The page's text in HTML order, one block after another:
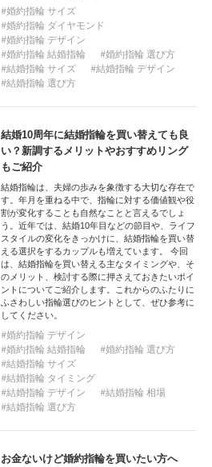
婚約指輪 サイズ
婚約指輪 ダイヤモンド
婚約指輪 デザイン
婚約指輪 結婚指輪
婚約指輪 選び方
結婚指輪 サイズ
結婚指輪 デザイン
結婚指輪 選び方
結婚10周年に結婚指輪を買い替えても良
い？新調するメリットやおすすめリング
もご紹介
結婚指輪は、夫婦の歩みを象徴する大切な存在で
す。年月を重ねる中で、指輪に対する価値観や役
割が変化することも自然なことと言えるでしょ
う。近年では、結婚10年目などの節目や、ライフ
スタイルの変化をきっかけに、結婚指輪を買い替
える選択をするカップルも増えています。 今回
は、結婚指輪を買い替える主なタイミングや、そ
のメリット、検討する際に押さえておきたいポイ
ントについてご紹介します。これからのふたりに
ふさわしい指輪選びのヒントとして、ぜひ参考に
してください。
婚約指輪 デザイン
婚約指輪 結婚指輪
婚約指輪 選び方
結婚指輪 サイズ
結婚指輪 タイミング
結婚指輪 デザイン
結婚指輪 相場
結婚指輪 選び方
お金ないけど婚約指輪を買いたい方へ